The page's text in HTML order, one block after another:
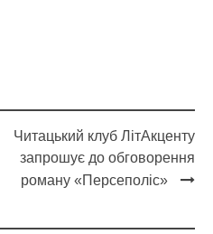
Читацький клуб ЛітАкценту
запрошує до обговорення
роману «Персеполіс»